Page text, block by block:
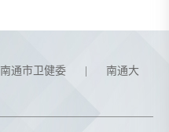
南通市卫健委
南通大